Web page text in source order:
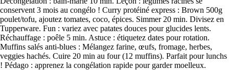
conservent 3 mois au congélo ! Curry protéiné express : Brown 500g
poulet/tofu, ajoutez tomates, coco, épices. Simmer 20 min. Divisez en
Tupperware. Fun : variez avec patates douces pour glucides lents.
Réchauffage : poêle 5 min. Astuce : étiquetez dates pour rotation.
Muffins salés anti-blues : Mélangez farine, œufs, fromage, herbes,
veggies hachés. Cuire 20 min au four (12 muffins). Parfait pour lunchs
! Pédago : apprenez la congélation rapide pour garder moelleux.